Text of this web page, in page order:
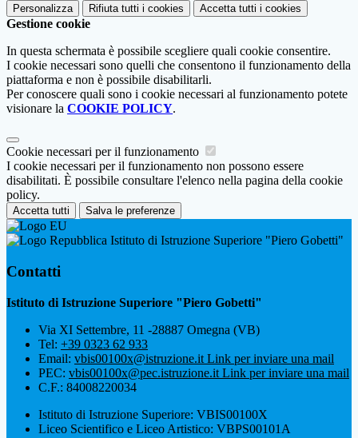
Personalizza Rifiuta tutti i cookies Accetta tutti i cookies
Gestione cookie
In questa schermata è possibile scegliere quali cookie consentire.
I cookie necessari sono quelli che consentono il funzionamento della
piattaforma e non è possibile disabilitarli.
Per conoscere quali sono i cookie necessari al funzionamento potete
visionare la COOKIE POLICY.
Cookie necessari per il funzionamento
I cookie necessari per il funzionamento non possono essere
disabilitati. È possibile consultare l'elenco nella pagina della cookie
policy.
Accetta tutti Salva le preferenze
Istituto di Istruzione Superiore "Piero Gobetti"
Contatti
Istituto di Istruzione Superiore "Piero Gobetti"
Via XI Settembre, 11 -28887 Omegna (VB)
Tel: +39 0323 62 933
Email: vbis00100x@istruzione.it Link per inviare una mail
PEC: vbis00100x@pec.istruzione.it Link per inviare una mail
C.F.: 84008220034
Istituto di Istruzione Superiore: VBIS00100X
Liceo Scientifico e Liceo Artistico: VBPS00101A